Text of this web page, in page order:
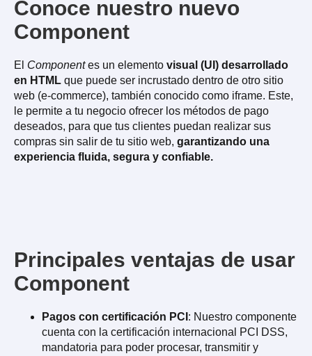
Conoce nuestro nuevo
Component
El Componentes un elemento visual (UI) desarrollado
en HTML que puede ser incrustado dentro de otro sitio
web (e-commerce), también conocido como iframe. Este,
le permite a tu negocio ofrecer los métodos de pago
deseados, para que tus clientes puedan realizar sus
compras sin salir de tu sitio web, garantizando una
experiencia fluida, segura y confiable.
Principales ventajas de usar
Component
Pagos con certificación PCI : Nuestro componente
cuenta con la certificación internacional PCI DSS,
mandatoria para poder procesar, transmitir y